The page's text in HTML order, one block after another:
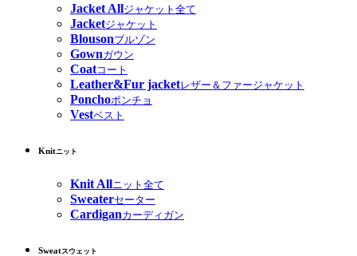
Jacket Allジャケット全て
Jacketジャケット
Blousonブルゾン
Gownガウン
Coatコート
Leather&Fur jacketレザー＆ファージャケット
Ponchoポンチョ
Vestベスト
Knitニット
Knit Allニット全て
Sweaterセーター
Cardiganカーディガン
Sweatスウェット